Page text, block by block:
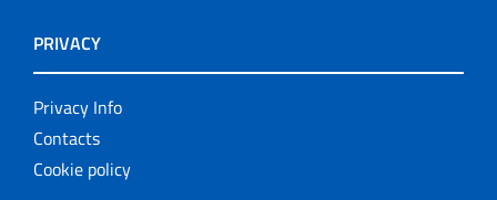
PRIVACY
Privacy Info
Contacts
Cookie policy